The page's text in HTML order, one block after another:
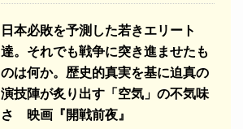
日本必敗を予測した若きエリート
達。それでも戦争に突き進ませたも
のは何か。歴史的真実を基に迫真の
演技陣が炙り出す「空気」の不気味
さ 映画『開戦前夜』